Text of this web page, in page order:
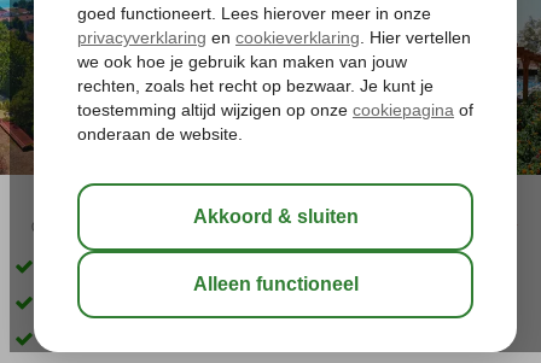
03:30 aug 33°C
Kleinschalig en knus hotel
In het centrum van Oludeniz